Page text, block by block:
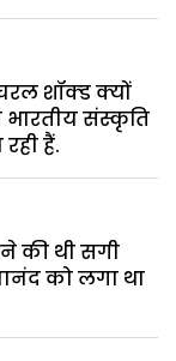
शॉक्ड क्यों
भारतीय संस्कृति
हैं.
की थी सगी
को लगा था